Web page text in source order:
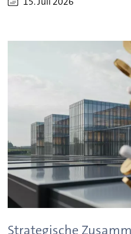
Strategische